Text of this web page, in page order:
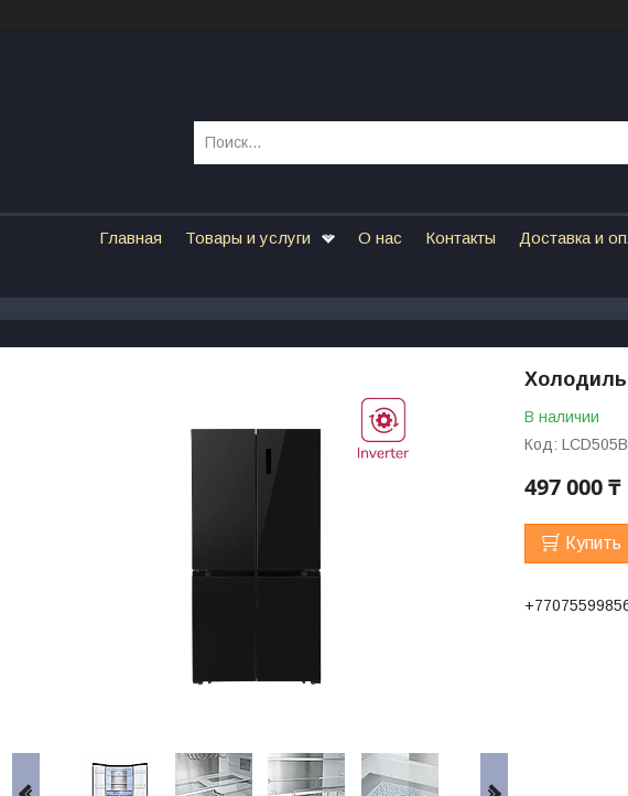
Главная Товары и услуги О нас Контакты Доставка и
В наличии
Код:
497 000 ₸
Купить